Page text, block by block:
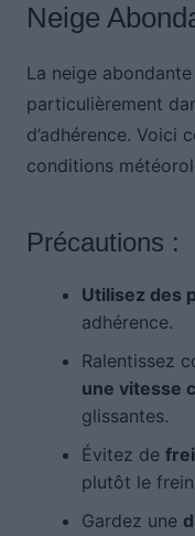
Neige
La neige
particulièrement
d’adhérence. Voici
conditions
Précautions :
Utilisez des
adhérence.
Ralentissez
une vitesse
glissantes.
Évitez de
plutôt le
Gardez une